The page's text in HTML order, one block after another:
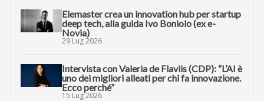
Elemaster crea un innovation hub per startup
deep tech, alla guida Ivo Boniolo (ex e-
Novia)
29 Lug 2026
Intervista con Valeria de Flaviis (CDP): “L’AI è
uno dei migliori alleati per chi fa innovazione.
Ecco perché”
15 Lug 2026